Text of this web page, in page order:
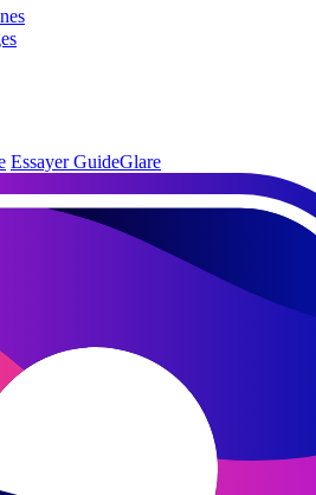
Essayer GuideGlare